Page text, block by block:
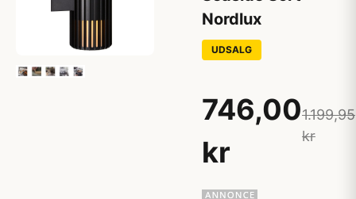
Nordlux
UDSALG
746,00
kr
1.199,95
kr